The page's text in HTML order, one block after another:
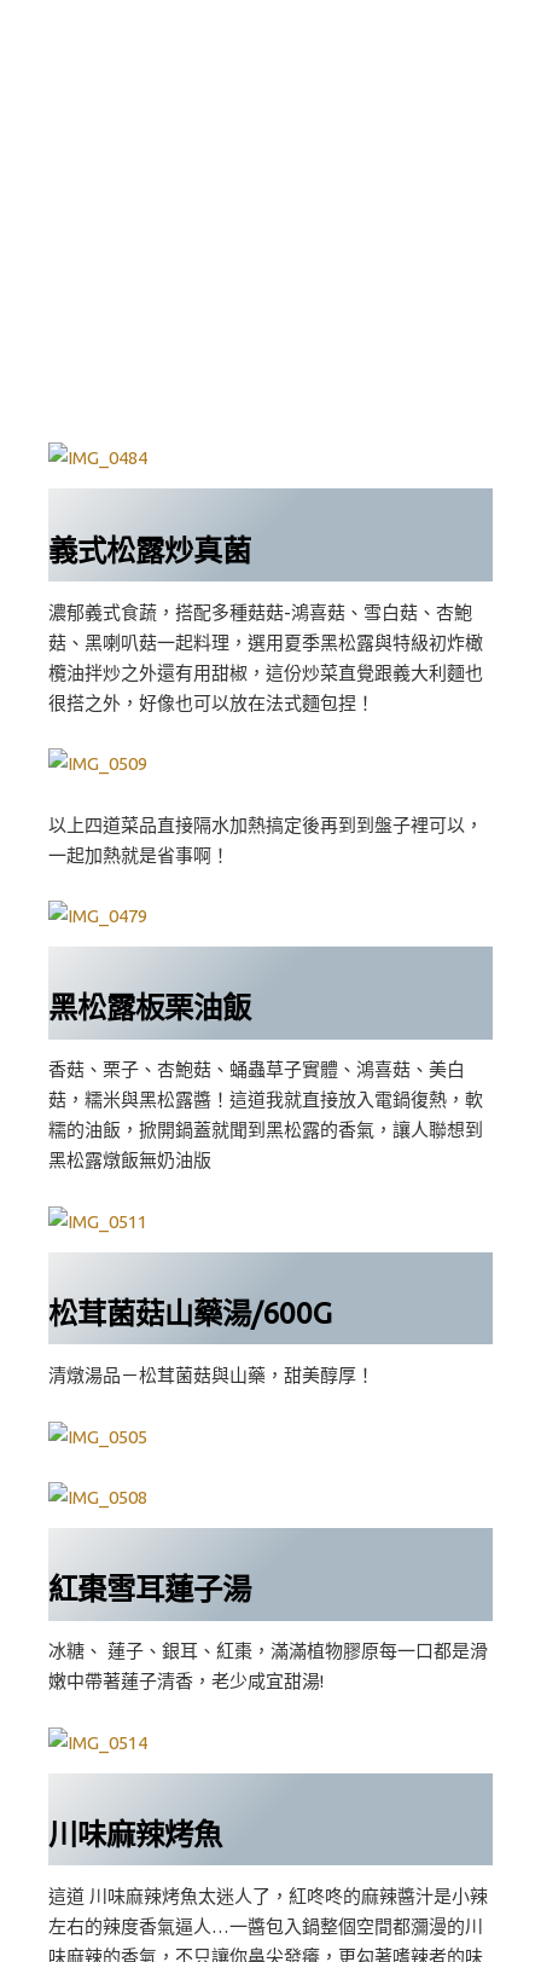
義式松露炒真菌
濃郁義式食蔬，搭配多種菇菇-鴻喜菇、雪白菇、杏鮑
菇、黑喇叭菇一起料理，選用夏季黑松露與特級初炸橄
欖油拌炒之外還有用甜椒，這份炒菜直覺跟義大利麵也
很搭之外，好像也可以放在法式麵包捏！
以上四道菜品直接隔水加熱搞定後再到到盤子裡可以，
一起加熱就是省事啊！
黑松露板栗油飯
香菇、栗子、杏鮑菇、蛹蟲草子實體、鴻喜菇、美白
菇，糯米與黑松露醬！這道我就直接放入電鍋復熱，軟
糯的油飯，掀開鍋蓋就聞到黑松露的香氣，讓人聯想到
黑松露燉飯無奶油版
松茸菌菇山藥湯/600G
清燉湯品－松茸菌菇與山藥，甜美醇厚！
紅棗雪耳蓮子湯
冰糖、 蓮子、銀耳、紅棗，滿滿植物膠原每一口都是滑
嫩中帶著蓮子清香，老少咸宜甜湯!
川味麻辣烤魚
這道 川味麻辣烤魚太迷人了，紅咚咚的麻辣醬汁是小辣
左右的辣度香氣逼人…一醬包入鍋整個空間都瀰漫的川
味麻辣的香氣，不只讓你鼻尖發癢，更勾著嗜辣者的味